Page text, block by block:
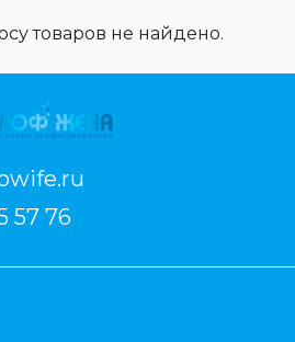
товаров не найдено.
57 76